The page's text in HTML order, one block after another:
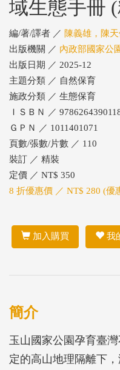
域生態手冊
編/著/譯者 ／ 陳義雄，陳
出版機關 ／ 內政部國家公
出版日期 ／ 2025-12
主題分類 ／ 自然保育
施政分類 ／ 生態保育
ＩＳＢＮ ／
ＧＰＮ ／ 1011401071
頁數/張數/片數 ／ 110
裝訂 ／ 精裝
定價 ／ NT$ 350
8 折優惠價 ／ NT$ 280 (優
加入購買 我
簡介
玉山國家公園孕育臺
定的高山地理隔離下